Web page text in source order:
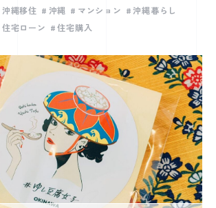
沖縄移住 沖縄 マンション
沖縄暮らし
住宅ローン 住宅購入